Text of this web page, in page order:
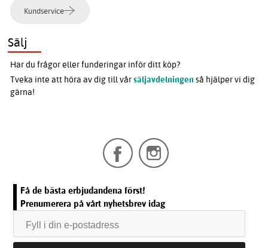
Kundservice
Sälj
Har du frågor eller funderingar inför ditt köp?
Tveka inte att höra av dig till vårsäljavdelningen så hjälper vi dig
gärna!
Få de bästa erbjudandena först!
Prenumerera på vårt nyhetsbrev idag